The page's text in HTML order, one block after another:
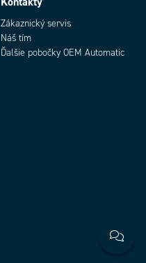
Zákaznický servis
Náš tím
Ďalšie pobočky OEM Automatic